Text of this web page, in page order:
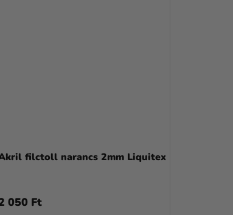
filctoll narancs 2mm Liquitex
050 Ft